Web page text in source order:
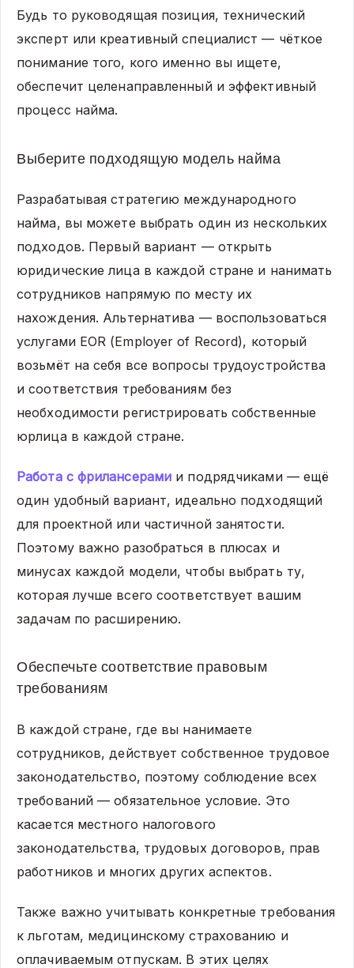
Будь то руководящая позиция, технический
эксперт или креативный специалист — чёткое
понимание того, кого именно вы ищете,
обеспечит целенаправленный и эффективный
процесс найма.
Выберите подходящую модель найма
Разрабатывая стратегию международного
найма, вы можете выбрать один из нескольких
подходов. Первый вариант — открыть
юридические лица в каждой стране и нанимать
сотрудников напрямую по месту их
нахождения. Альтернатива — воспользоваться
услугами EOR (Employer of Record), который
возьмёт на себя все вопросы трудоустройства
и соответствия требованиям без
необходимости регистрировать собственные
юрлица в каждой стране.
Работа с фрилансерами и подрядчиками — ещё
один удобный вариант, идеально подходящий
для проектной или частичной занятости.
Поэтому важно разобраться в плюсах и
минусах каждой модели, чтобы выбрать ту,
которая лучше всего соответствует вашим
задачам по расширению.
Обеспечьте соответствие правовым
требованиям
В каждой стране, где вы нанимаете
сотрудников, действует собственное трудовое
законодательство, поэтому соблюдение всех
требований — обязательное условие. Это
касается местного налогового
законодательства, трудовых договоров, прав
работников и многих других аспектов.
Также важно учитывать конкретные требования
к льготам, медицинскому страхованию и
оплачиваемым отпускам. В этих целях